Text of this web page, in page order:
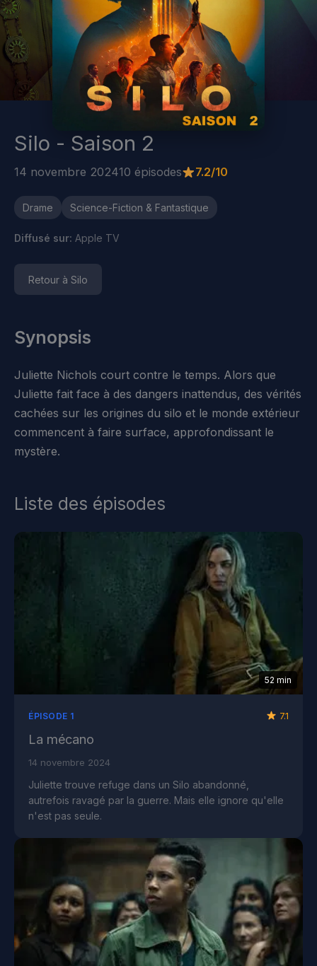
Silo - Saison 2
14 novembre 202410 épisodes 7.2/10
Drame Science-Fiction & Fantastique
Diffusé sur: Apple TV
Retour à Silo
Synopsis
Juliette Nichols court contre le temps. Alors que
Juliette fait face à des dangers inattendus, des vérités
cachées sur les origines du silo et le monde extérieur
commencent à faire surface, approfondissant le
mystère.
Liste des épisodes
52 min
ÉPISODE 1 7.1
La mécano
14 novembre 2024
Juliette trouve refuge dans un Silo abandonné,
autrefois ravagé par la guerre. Mais elle ignore qu'elle
n'est pas seule.